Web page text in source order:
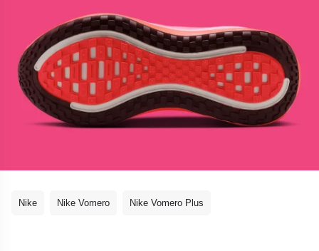
Nike Nike Vomero Nike Vomero Plus